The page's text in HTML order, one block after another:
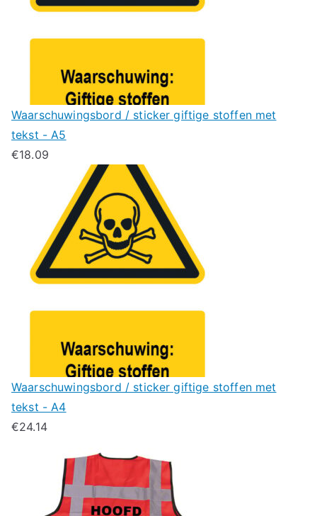
Waarschuwingsbord / sticker giftige stoffen met
tekst - A5
€18.09
Waarschuwingsbord / sticker giftige stoffen met
tekst - A4
€24.14